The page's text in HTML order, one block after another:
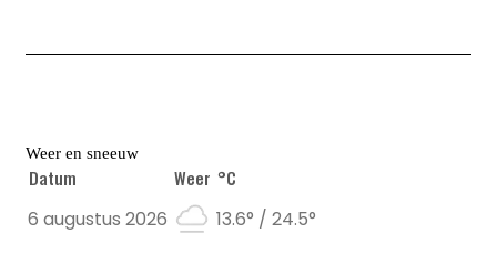
Weer en sneeuw
Datum Weer °C
6 augustus 2026 13.6° / 24.5°